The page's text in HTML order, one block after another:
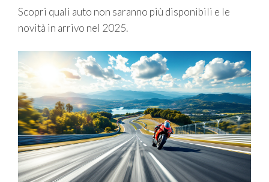
Scopri quali auto non saranno più disponibili e le
novità in arrivo nel 2025.